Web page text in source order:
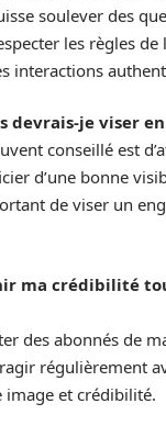
soulever des
les règles de
interactions
devrais-je viser
conseillé est
d’une bonne
de viser un
ma crédibilité
des abonnés de
régulièrement
et crédibilité.